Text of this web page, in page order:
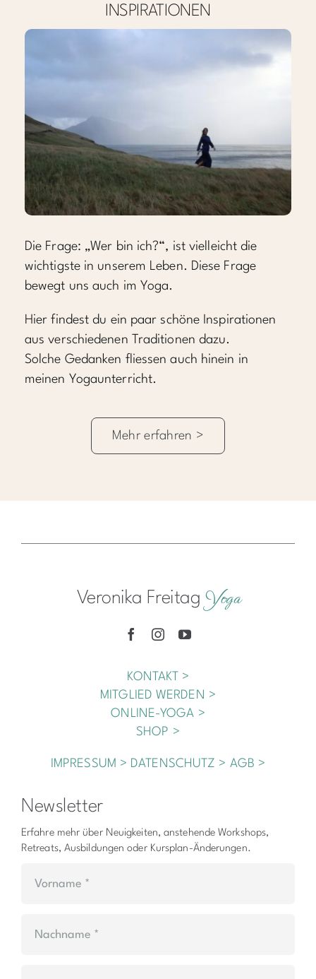
INSPIRATIONEN
Die Frage: „Wer bin ich?“, ist vielleicht die
wichtigste in unserem Leben. Diese Frage
bewegt uns auch im Yoga.
Hier findest du ein paar schöne Inspirationen
aus verschiedenen Traditionen dazu.
Solche Gedanken fliessen auch hinein in
meinen Yogaunterricht.
Mehr erfahren >
Veronika FreitagYoga
KONTAKT >
MITGLIED WERDEN >
ONLINE-YOGA >
SHOP >
IMPRESSUM > DATENSCHUTZ > AGB >
Newsletter
Erfahre mehr über Neuigkeiten, anstehende Workshops,
Retreats, Ausbildungen oder Kursplan-Änderungen.